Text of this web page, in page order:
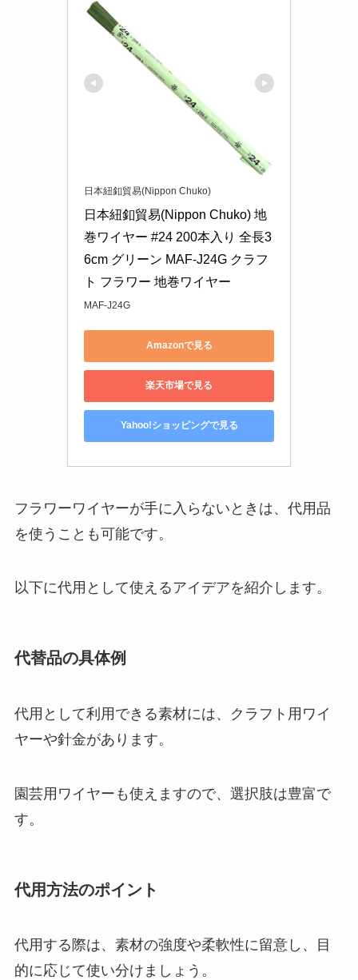
日本紐釦貿易(Nippon Chuko)
日本紐釦貿易(Nippon Chuko) 地
巻ワイヤー #24 200本入り 全長3
6cm グリーン MAF-J24G クラフ
ト フラワー 地巻ワイヤー
MAF-J24G
Amazonで見る
楽天市場で見る
Yahoo!ショッピングで見る
フラワーワイヤーが手に入らないときは、代用品
を使うことも可能です。
以下に代用として使えるアイデアを紹介します。
代替品の具体例
代用として利用できる素材には、クラフト用ワイ
ヤーや針金があります。
園芸用ワイヤーも使えますので、選択肢は豊富で
す。
代用方法のポイント
代用する際は、素材の強度や柔軟性に留意し、目
的に応じて使い分けましょう。